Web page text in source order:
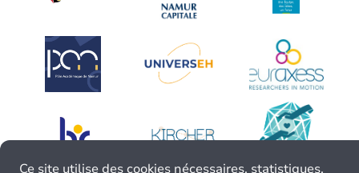
Ce site utilise des cookies nécessaires, statistiques,